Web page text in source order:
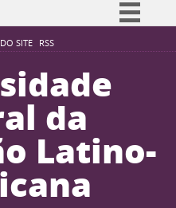
SITE RSS
Simplifique!
Participe
Acesso à informação
Legislação
Canais
da
Latino-